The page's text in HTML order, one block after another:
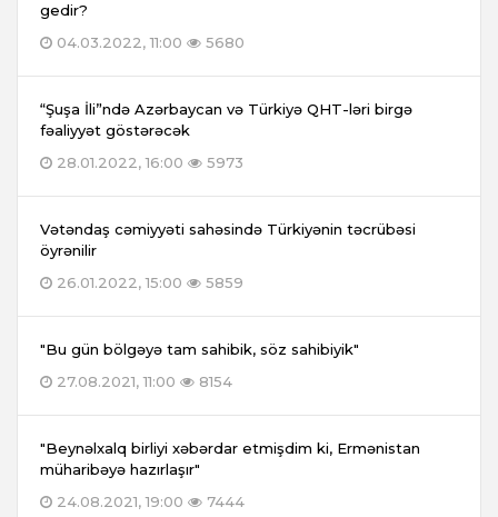
gedir?
04.03.2022, 11:00
5680
“Şuşa İli”ndə Azərbaycan və Türkiyə QHT-ləri birgə
fəaliyyət göstərəcək
28.01.2022, 16:00
5973
Vətəndaş cəmiyyəti sahəsində Türkiyənin təcrübəsi
öyrənilir
26.01.2022, 15:00
5859
"Bu gün bölgəyə tam sahibik, söz sahibiyik"
27.08.2021, 11:00
8154
"Beynəlxalq birliyi xəbərdar etmişdim ki, Ermənistan
müharibəyə hazırlaşır"
24.08.2021, 19:00
7444